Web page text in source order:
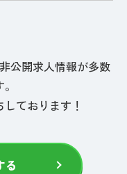
公開求人情報が多数
ております！
る